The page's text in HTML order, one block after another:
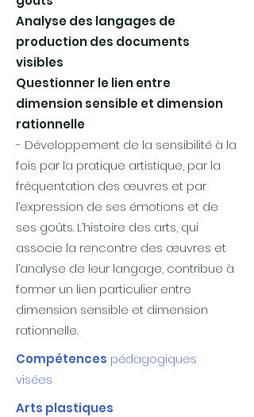
Analyse des langages de
production des documents
visibles
Questionner le lien entre
dimension sensible et dimension
rationnelle
- Développement de la sensibilité à la
fois par la pratique artistique, par la
fréquentation des œuvres et par
l’expression de ses émotions et de
ses goûts. L’histoire des arts, qui
associe la rencontre des œuvres et
l’analyse de leur langage, contribue à
former un lien particulier entre
dimension sensible et dimension
rationnelle.
Compétences pédagogiques
visées
Arts plastiques